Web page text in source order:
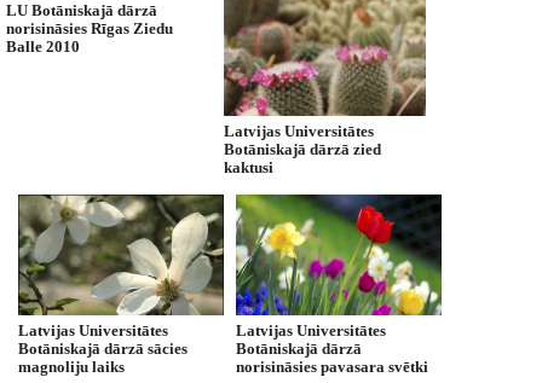
LU Botāniskajā dārzā
norisināsies Rīgas Ziedu
Balle 2010
Latvijas Universitātes
Botāniskajā dārzā zied
kaktusi
Latvijas Universitātes
Botāniskajā dārzā sācies
magnoliju laiks
Latvijas Universitātes
Botāniskajā dārzā
norisināsies pavasara svētki